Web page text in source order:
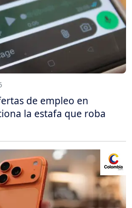
de empleo en
la estafa que roba